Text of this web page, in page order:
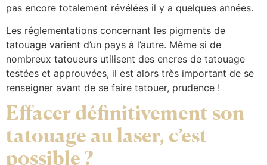
pas encore totalement révélées il y a quelques années.
Les réglementations concernant les pigments de
tatouage varient d’un pays à l’autre. Même si de
nombreux tatoueurs utilisent des encres de tatouage
testées et approuvées, il est alors très important de se
renseigner avant de se faire tatouer, prudence !
Effacer définitivement son
tatouage au laser, c’est
possible ?